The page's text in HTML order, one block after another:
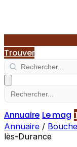
Trouver
Annuaire Le mag
Annuaire /
lès-Durance